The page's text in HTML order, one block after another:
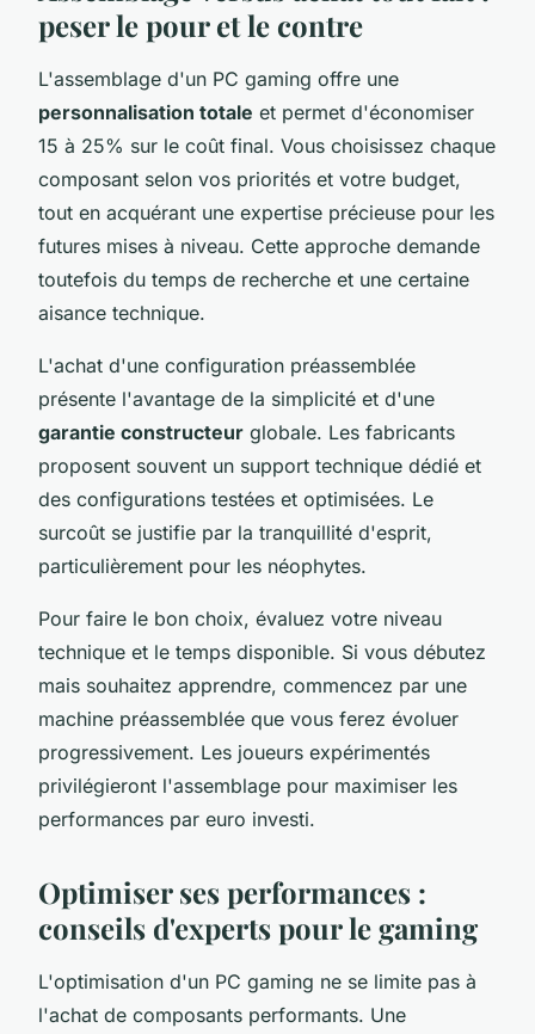
peser le pour et le contre
L'assemblage d'un PC gaming offre une
personnalisation totale et permet d'économiser
15 à 25% sur le coût final. Vous choisissez chaque
composant selon vos priorités et votre budget,
tout en acquérant une expertise précieuse pour les
futures mises à niveau. Cette approche demande
toutefois du temps de recherche et une certaine
aisance technique.
L'achat d'une configuration préassemblée
présente l'avantage de la simplicité et d'une
garantie constructeur globale. Les fabricants
proposent souvent un support technique dédié et
des configurations testées et optimisées. Le
surcoût se justifie par la tranquillité d'esprit,
particulièrement pour les néophytes.
Pour faire le bon choix, évaluez votre niveau
technique et le temps disponible. Si vous débutez
mais souhaitez apprendre, commencez par une
machine préassemblée que vous ferez évoluer
progressivement. Les joueurs expérimentés
privilégieront l'assemblage pour maximiser les
performances par euro investi.
Optimiser ses performances :
conseils d'experts pour le gaming
L'optimisation d'un PC gaming ne se limite pas à
l'achat de composants performants. Une